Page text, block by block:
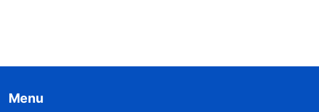
Menu